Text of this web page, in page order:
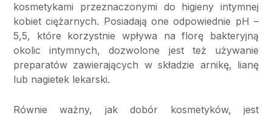
kosmetykami przeznaczonymi do higieny intymnej
kobiet ciężarnych. Posiadają one odpowiednie pH –
5,5, które korzystnie wpływa na florę bakteryjną
okolic intymnych, dozwolone jest też używanie
preparatów zawierających w składzie arnikę, lianę
lub nagietek lekarski.
Równie ważny, jak dobór kosmetyków, jest